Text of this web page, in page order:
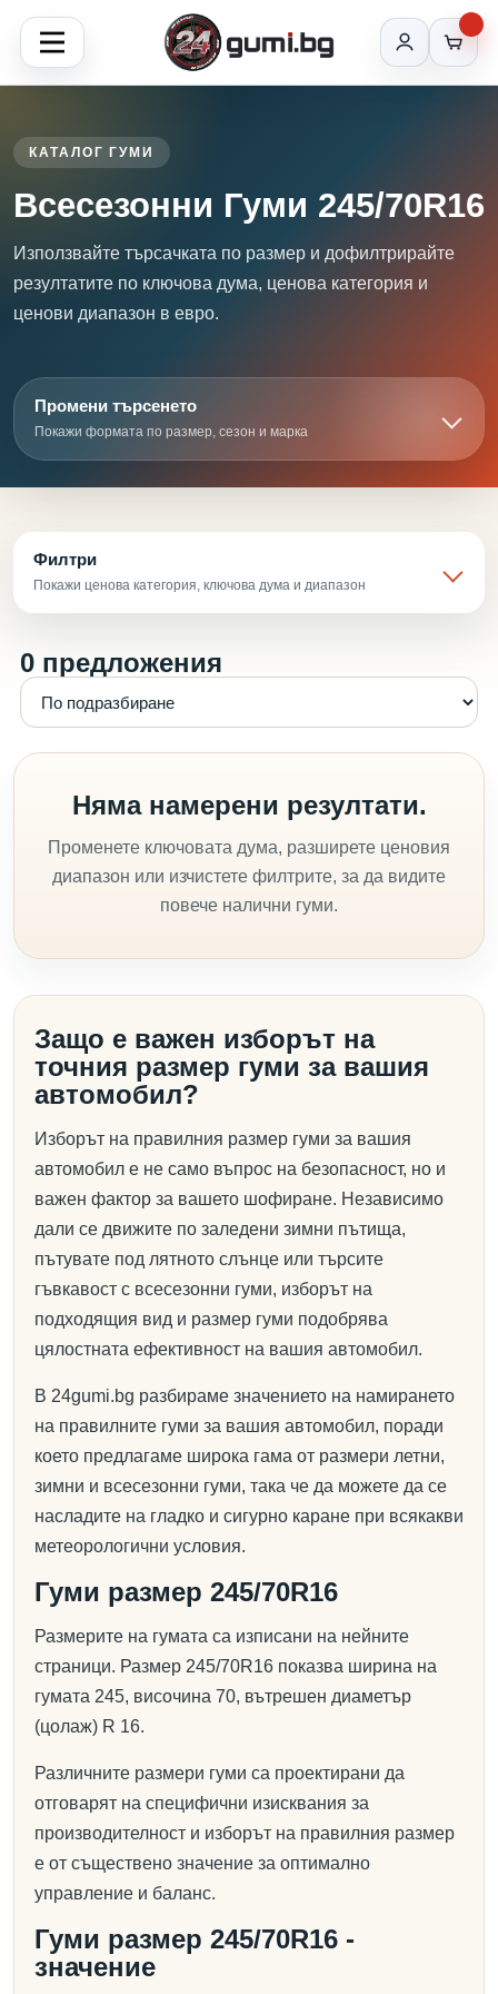
КАТАЛОГ ГУМИ
Всесезонни Гуми 245/70R16
Използвайте търсачката по размер и дофилтрирайте
резултатите по ключова дума, ценова категория и
ценови диапазон в евро.
Промени търсенето
Покажи формата по размер, сезон и марка
Филтри
Покажи ценова категория, ключова дума и диапазон
0 предложения
Няма намерени резултати.
Променете ключовата дума, разширете ценовия
диапазон или изчистете филтрите, за да видите
повече налични гуми.
Защо е важен изборът на
точния размер гуми за вашия
автомобил?
Изборът на правилния размер гуми за вашия
автомобил е не само въпрос на безопасност, но и
важен фактор за вашето шофиране. Независимо
дали се движите по заледени зимни пътища,
пътувате под лятното слънце или търсите
гъвкавост с всесезонни гуми, изборът на
подходящия вид и размер гуми подобрява
цялостната ефективност на вашия автомобил.
В 24gumi.bg разбираме значението на намирането
на правилните гуми за вашия автомобил, поради
което предлагаме широка гама от размери летни,
зимни и всесезонни гуми, така че да можете да се
насладите на гладко и сигурно каране при всякакви
метеорологични условия.
Гуми размер 245/70R16
Размерите на гумата са изписани на нейните
страници. Размер 245/70R16 показва ширина на
гумата 245, височина 70, вътрешен диаметър
(цолаж) R 16.
Различните размери гуми са проектирани да
отговарят на специфични изисквания за
производителност и изборът на правилния размер
е от съществено значение за оптимално
управление и баланс.
Гуми размер 245/70R16 -
значение